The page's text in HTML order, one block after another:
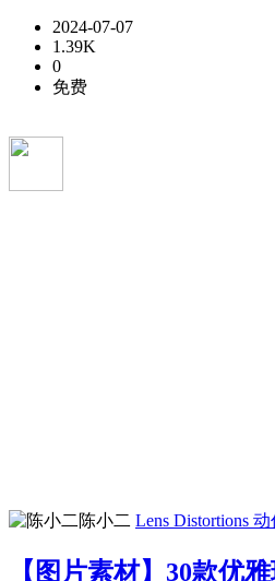
2024-07-07
1.39K
0
免费
陈小二 Lens Distortions 动
【图片素材】30款优